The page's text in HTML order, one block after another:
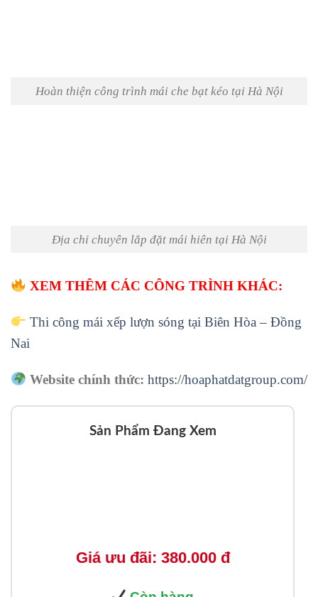
Hoàn thiện công trình mái che bạt kéo tại Hà Nội
Địa chỉ chuyên lắp đặt mái hiên tại Hà Nội
XEM THÊM CÁC CÔNG TRÌNH KHÁC:
Thi công mái xếp lượn sóng tại Biên Hòa – Đồng
Nai
Website chính thức: https://hoaphatdatgroup.com/
Sản Phẩm Đang Xem
Giá ưu đãi: 380.000 đ